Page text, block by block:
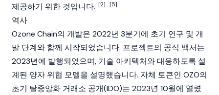
제공하기 위한 것입니다. [2] [5]
역사
Ozone Chain의 개발은 2022년 3분기에 초기 연구 및 개
발 단계와 함께 시작되었습니다. 프로젝트의 공식 백서는
2023년에 발행되었으며, 기술 아키텍처와 대응하도록 설
계된 양자 위협 모델을 설명했습니다. 자체 토큰인 OZO의
초기 탈중앙화 거래소 공개(IDO)는 2023년 10월에 열렸